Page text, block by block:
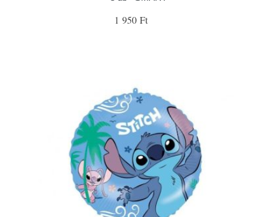
1 950 Ft